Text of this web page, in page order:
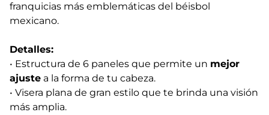
franquicias más emblemáticas del béisbol
mexicano.
Detalles:
• Estructura de 6 paneles que permite un mejor
ajuste a la forma de tu cabeza.
• Visera plana de gran estilo que te brinda una visión
más amplia.